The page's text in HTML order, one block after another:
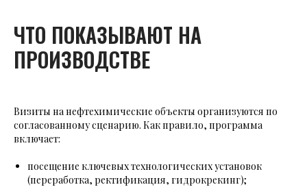
ЧТО ПОКАЗЫВАЮТ НА
ПРОИЗВОДСТВЕ
Визиты на нефтехимические объекты организуются по
согласованному сценарию. Как правило, программа
включает:
посещение ключевых технологических установок
(переработка, ректификация, гидрокрекинг);